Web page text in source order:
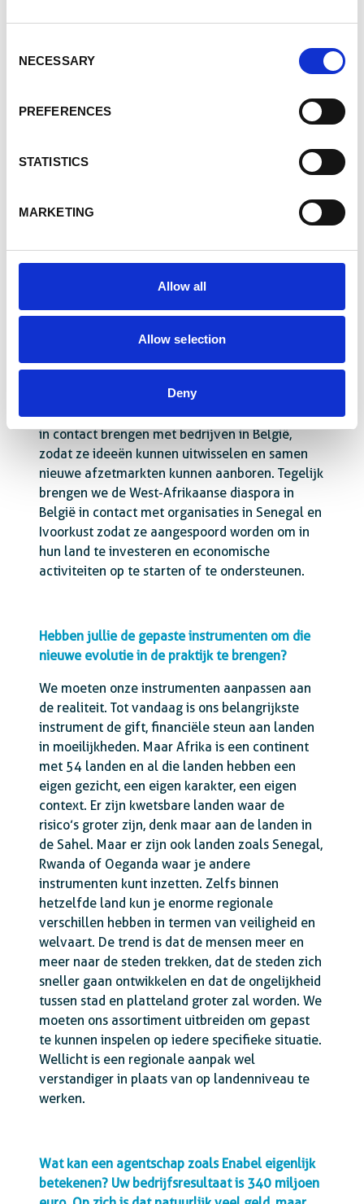
Selection
NECESSARY
PREFERENCES
STATISTICS
MARKETING
Allow all
Allow selection
Deny
houdt geen steek om naast elkaar te werken en
blind voor elkaar te blijven. Mensen uit de
land van oorsprong, en soms nemen ze
belangrijk voor ons werk.
Maar we leren bij. In onze ‘klassieke’ projecten
zorgen we ervoor dat de beroepsopleiding in
samenwerking met de onderwijswereld, de
bedrijfswereld. We voeren ook een aantal
projecten uit die experimenteren met
werkgeversorganisaties op zoek naar
veelbelovende kleine ondernemers die we dan
in contact brengen met bedrijven in België,
zodat ze ideeën kunnen uitwisselen en samen
nieuwe afzetmarkten kunnen aanboren. Tegelijk
brengen we de West-Afrikaanse diaspora in
België in contact met organisaties in Senegal en
Ivoorkust zodat ze aangespoord worden om in
hun land te investeren en economische
activiteiten op te starten of te ondersteunen.
Hebben jullie de gepaste instrumenten om die
nieuwe evolutie in de praktijk te brengen?
We moeten onze instrumenten aanpassen aan
de realiteit. Tot vandaag is ons belangrijkste
instrument de gift, financiële steun aan landen
in moeilijkheden. Maar Afrika is een continent
met 54 landen en al die landen hebben een
eigen gezicht, een eigen karakter, een eigen
context. Er zijn kwetsbare landen waar de
risico’s groter zijn, denk maar aan de landen in
de Sahel. Maar er zijn ook landen zoals Senegal,
Rwanda of Oeganda waar je andere
instrumenten kunt inzetten. Zelfs binnen
hetzelfde land kun je enorme regionale
verschillen hebben in termen van veiligheid en
welvaart. De trend is dat de mensen meer en
meer naar de steden trekken, dat de steden zich
sneller gaan ontwikkelen en dat de ongelijkheid
tussen stad en platteland groter zal worden. We
moeten ons assortiment uitbreiden om gepast
te kunnen inspelen op iedere specifieke situatie.
Wellicht is een regionale aanpak wel
verstandiger in plaats van op landenniveau te
werken.
Wat kan een agentschap zoals Enabel eigenlijk
betekenen? Uw bedrijfsresultaat is 340 miljoen